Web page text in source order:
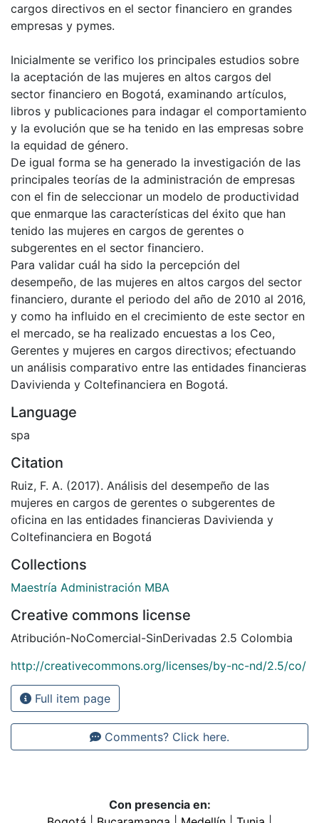
cargos directivos en el sector financiero en grandes
empresas y pymes.
Inicialmente se verifico los principales estudios sobre
la aceptación de las mujeres en altos cargos del
sector financiero en Bogotá, examinando artículos,
libros y publicaciones para indagar el comportamiento
y la evolución que se ha tenido en las empresas sobre
la equidad de género.
De igual forma se ha generado la investigación de las
principales teorías de la administración de empresas
con el fin de seleccionar un modelo de productividad
que enmarque las características del éxito que han
tenido las mujeres en cargos de gerentes o
subgerentes en el sector financiero.
Para validar cuál ha sido la percepción del
desempeño, de las mujeres en altos cargos del sector
financiero, durante el periodo del año de 2010 al 2016,
y como ha influido en el crecimiento de este sector en
el mercado, se ha realizado encuestas a los Ceo,
Gerentes y mujeres en cargos directivos; efectuando
un análisis comparativo entre las entidades financieras
Davivienda y Coltefinanciera en Bogotá.
Language
spa
Citation
Ruiz, F. A. (2017). Análisis del desempeño de las
mujeres en cargos de gerentes o subgerentes de
oficina en las entidades financieras Davivienda y
Coltefinanciera en Bogotá
Collections
Maestría Administración MBA
Creative commons license
Atribución-NoComercial-SinDerivadas 2.5 Colombia
http://creativecommons.org/licenses/by-nc-nd/2.5/co/
Full item page
Comments? Click here.
Con presencia en: